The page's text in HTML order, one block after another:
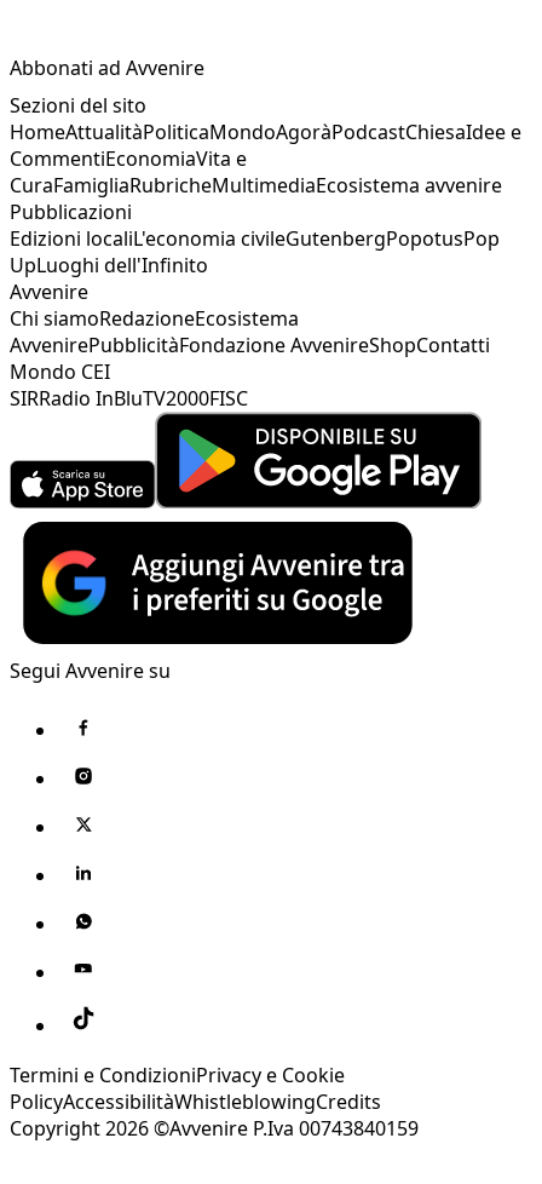
Abbonati ad Avvenire
Sezioni del sito
HomeAttualitàPoliticaMondoAgoràPodcastChiesaIdee e
CommentiEconomiaVita e
CuraFamigliaRubricheMultimediaEcosistema avvenire
Pubblicazioni
Edizioni localiL'economia civileGutenbergPopotusPop
UpLuoghi dell'Infinito
Avvenire
Chi siamoRedazioneEcosistema
AvvenirePubblicitàFondazione AvvenireShopContatti
Mondo CEI
SIRRadio InBluTV2000FISC
Segui Avvenire su
Termini e CondizioniPrivacy e Cookie
PolicyAccessibilitàWhistleblowingCredits
Copyright 2026 ©Avvenire P.Iva 00743840159